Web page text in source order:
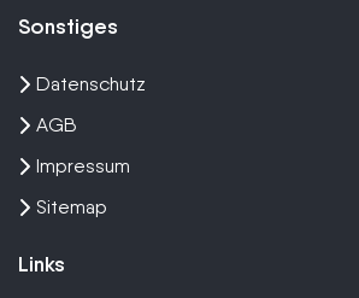
Sonstiges
Datenschutz
AGB
Impressum
Sitemap
Links